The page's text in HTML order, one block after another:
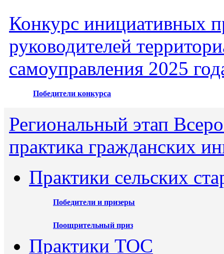
Конкурс инициативных
руководителей
самоуправления 2025
Победители конкурса
Региональный этап
практика гражданских
Практики сельских
Победители и призеры
Поощрительный приз
Практики ТОС